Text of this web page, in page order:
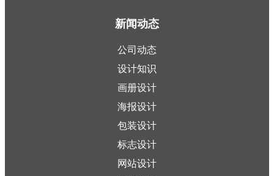
新闻动态
公司动态
设计知识
画册设计
海报设计
包装设计
标志设计
网站设计